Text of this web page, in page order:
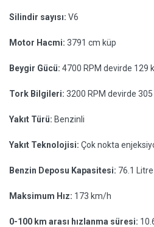
Silindir sayısı: V6
Motor Hacmi: 3791 cm küp
Beygir Gücü: 4700 RPM devirde 129
Tork Bilgileri: 3200 RPM devirde
Yakıt Türü: Benzinli
Yakıt Teknolojisi: Çok nokta
Benzin Deposu Kapasitesi: 76.1 Litre
Maksimum Hız: 173 km/h
0-100 km arası hızlanma süresi: